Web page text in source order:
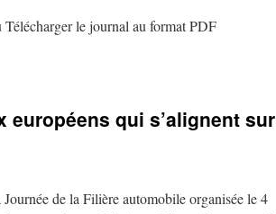
le journal au format PDF
qui s’alignent sur
de la Filière automobile organisée le 4